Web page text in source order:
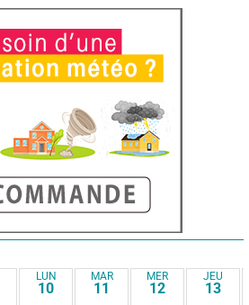
LUN
10
MAR
11
MER
12
JEU
13